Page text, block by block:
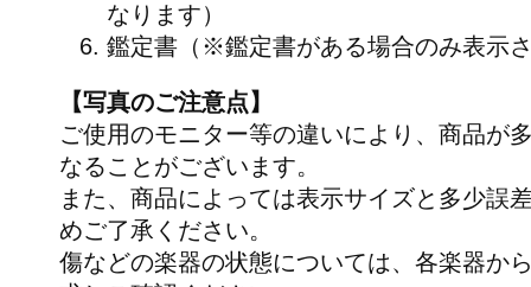
なります）
鑑定書（※鑑定書がある場合のみ表示
【写真のご注意点】
ご使用のモニター等の違いにより、商品が
なることがございます。
また、商品によっては表示サイズと多少誤
めご了承ください。
傷などの楽器の状態については、各楽器か